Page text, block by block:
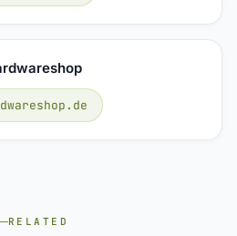
RELATED